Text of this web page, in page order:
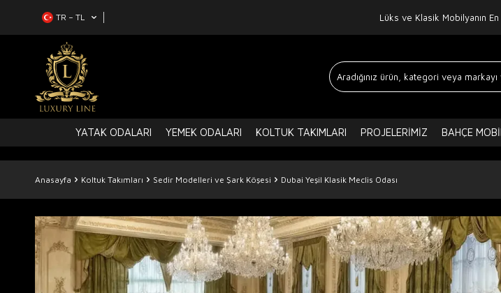
TR − TL Lüks ve Klasik Mobilyanın
YATAK ODALARI YEMEK ODALARI KOLTUK TAKIMLARI PROJELERIMIZ BAHÇE
Anasayfa Koltuk Takımları Sedir Modelleri ve Şark Köşesi Dubai Yeşil Klasik Meclis Odası